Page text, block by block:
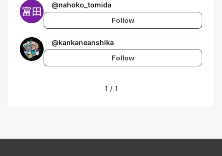
@nahoko_tomida
Follow
@kankaneanshika
Follow
1 / 1